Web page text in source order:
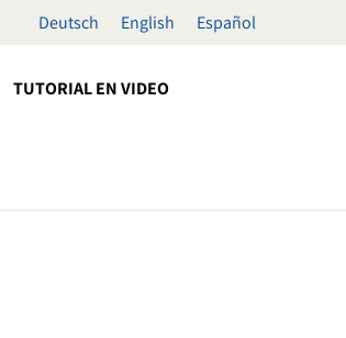
Deutsch English Español
TUTORIAL EN VIDEO